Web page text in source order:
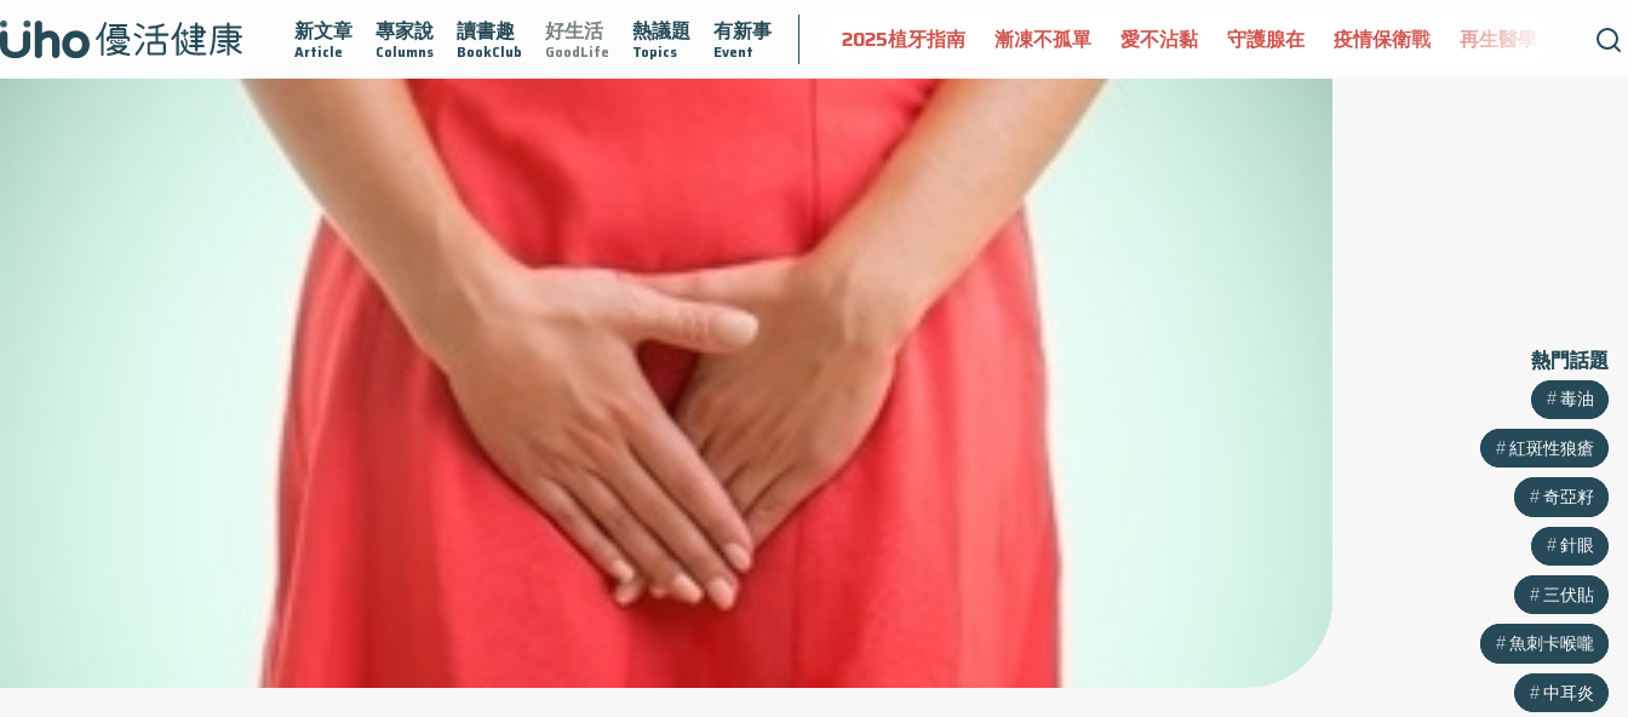
新文章
Article
專家說
Columns
讀書趣
BookClub
好生活
GoodLife
熱議題
Topics
有新事
Event
疫情保衛戰 再生醫學 愛的未來視 認識攝護腺肥大 守護骨骼健康 達文西手術專欄 2025植牙指南 漸凍不孤單 愛不沾黏 守護腺在 疫情保衛戰 再生醫學 愛的
熱門話題
毒油
紅斑性狼瘡
奇亞籽
針眼
三伏貼
魚刺卡喉嚨
中耳炎
熱門話題
毒油
紅斑性狼瘡
奇亞籽
針眼
三伏貼
魚刺卡喉嚨
中耳炎